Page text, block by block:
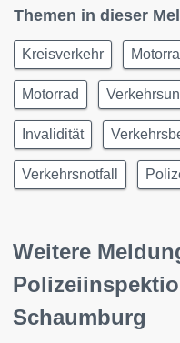
Themen in dieser
Kreisverkehr
Motorrad
Invalidität
Verkehrsnotfall
Weitere
Schaumburg